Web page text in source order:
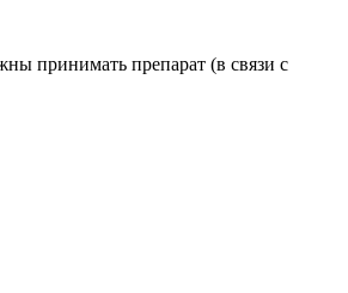
принимать препарат (в связи с